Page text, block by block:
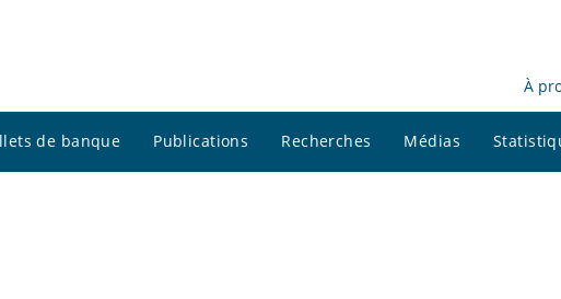
À
de banque Publications Recherches Médias